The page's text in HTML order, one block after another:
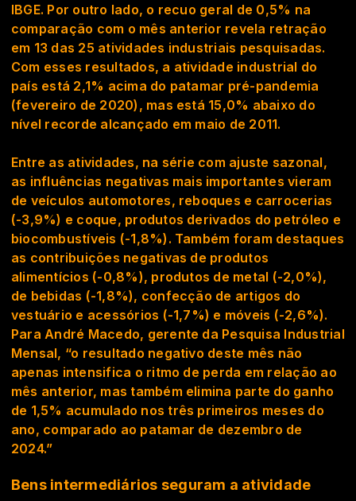
IBGE. Por outro lado, o recuo geral de 0,5% na
comparação com o mês anterior revela retração
em 13 das 25 atividades industriais pesquisadas.
Com esses resultados, a atividade industrial do
país está 2,1% acima do patamar pré-pandemia
(fevereiro de 2020), mas está 15,0% abaixo do
nível recorde alcançado em maio de 2011.
Entre as atividades, na série com ajuste sazonal,
as influências negativas mais importantes vieram
de veículos automotores, reboques e carrocerias
(-3,9%) e coque, produtos derivados do petróleo e
biocombustíveis (-1,8%). Também foram destaques
as contribuições negativas de produtos
alimentícios (-0,8%), produtos de metal (-2,0%),
de bebidas (-1,8%), confecção de artigos do
vestuário e acessórios (-1,7%) e móveis (-2,6%).
Para André Macedo, gerente da Pesquisa Industrial
Mensal, “o resultado negativo deste mês não
apenas intensifica o ritmo de perda em relação ao
mês anterior, mas também elimina parte do ganho
de 1,5% acumulado nos três primeiros meses do
ano, comparado ao patamar de dezembro de
2024.”
Bens intermediários seguram a atividade